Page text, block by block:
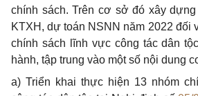
chính sách. Trên cơ sở đó xây dựng
KTXH, dự toán NSNN năm 2022 đối
chính sách lĩnh vực công tác dân
hành, tập trung vào một số nội dung
a) Triển khai thực hiện 13 nhóm